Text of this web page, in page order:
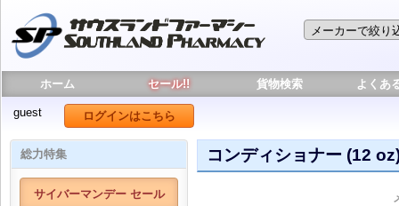
ホーム セール!! 貨物検索 よくあ
guest ログインはこちら
総力特集
サイバーマンデー セール
コンディショナー (12